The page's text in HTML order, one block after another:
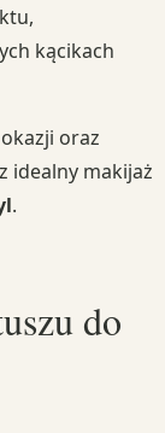
kącikach
oraz
idealny makijaż
.
do